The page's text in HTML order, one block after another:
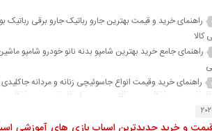
راهنمای خرید و قیمت بهترین جارو رباتیک جارو برقی رباتیک
کالا
راهنمای جامع خرید بهترین شامپو بدنه نانو خودرو شامپو
راهنمای خرید وقیمت انواع جاسوئیچی زنانه و مردانه
قیمت و خرید جلبک اسپیرولینا اصل پودر جلبک اسپیرولینا دیجی
بهترین قیمت